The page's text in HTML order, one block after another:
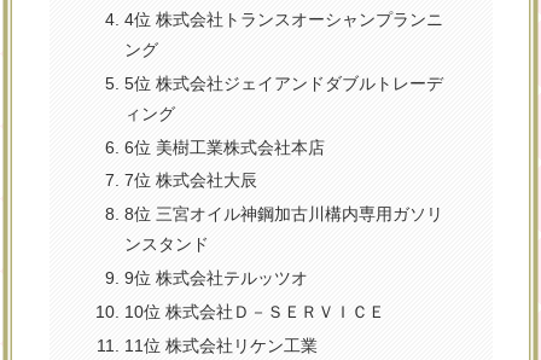
4位 株式会社トランスオーシャンプランニ
ング
5位 株式会社ジェイアンドダブルトレーデ
ィング
6位 美樹工業株式会社本店
7位 株式会社大辰
8位 三宮オイル神鋼加古川構内専用ガソリ
ンスタンド
9位 株式会社テルッツオ
10位 株式会社Ｄ－ＳＥＲＶＩＣＥ
11位 株式会社リケン工業